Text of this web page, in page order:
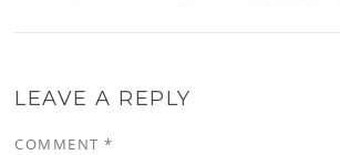
LEAVE A REPLY
COMMENT*